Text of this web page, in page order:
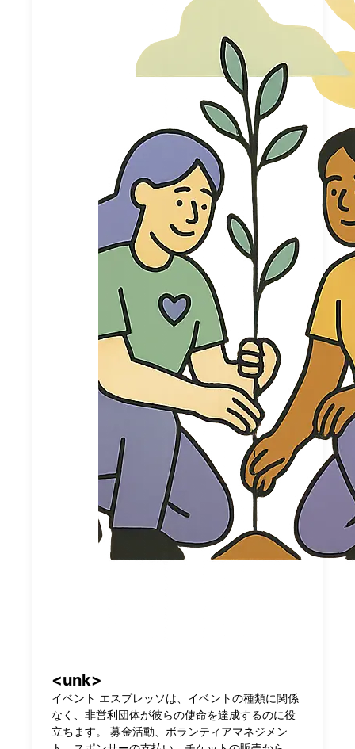
<unk>
イベント エスプレッソは、イベントの種類に関係
なく、非営利団体が彼らの使命を達成するのに役
立ちます。 募金活動、ボランティアマネジメン